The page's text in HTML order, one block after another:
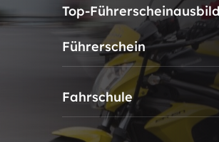
Top-
Führerschein
Fahrschule